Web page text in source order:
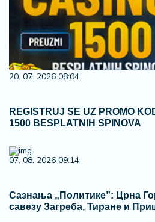
20. 07. 2026 08:04
REGISTRUJ SE UZ PROMO
1500 BESPLATNIH SPINOVA
07. 08. 2026 09:14
Сазнања „Политике”: Црна
савезу Загреба, Тиране и